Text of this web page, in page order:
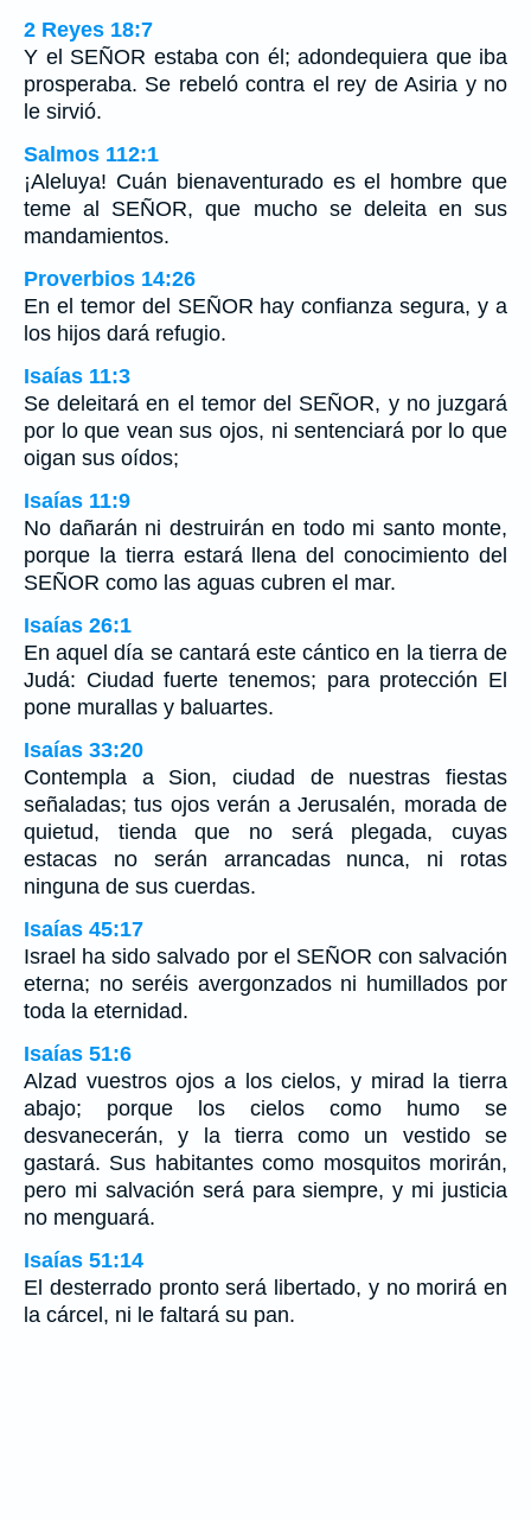
2 Reyes 18:7
Y el SEÑOR estaba con él; adondequiera que iba
prosperaba. Se rebeló contra el rey de Asiria y no
le sirvió.
Salmos 112:1
¡Aleluya! Cuán bienaventurado es el hombre que
teme al SEÑOR, que mucho se deleita en sus
mandamientos.
Proverbios 14:26
En el temor del SEÑOR hay confianza segura, y a
los hijos dará refugio.
Isaías 11:3
Se deleitará en el temor del SEÑOR, y no juzgará
por lo que vean sus ojos, ni sentenciará por lo que
oigan sus oídos;
Isaías 11:9
No dañarán ni destruirán en todo mi santo monte,
porque la tierra estará llena del conocimiento del
SEÑOR como las aguas cubren el mar.
Isaías 26:1
En aquel día se cantará este cántico en la tierra de
Judá: Ciudad fuerte tenemos; para protección El
pone murallas y baluartes.
Isaías 33:20
Contempla a Sion, ciudad de nuestras fiestas
señaladas; tus ojos verán a Jerusalén, morada de
quietud, tienda que no será plegada, cuyas
estacas no serán arrancadas nunca, ni rotas
ninguna de sus cuerdas.
Isaías 45:17
Israel ha sido salvado por el SEÑOR con salvación
eterna; no seréis avergonzados ni humillados por
toda la eternidad.
Isaías 51:6
Alzad vuestros ojos a los cielos, y mirad la tierra
abajo; porque los cielos como humo se
desvanecerán, y la tierra como un vestido se
gastará. Sus habitantes como mosquitos morirán,
pero mi salvación será para siempre, y mi justicia
no menguará.
Isaías 51:14
El desterrado pronto será libertado, y no morirá en
la cárcel, ni le faltará su pan.